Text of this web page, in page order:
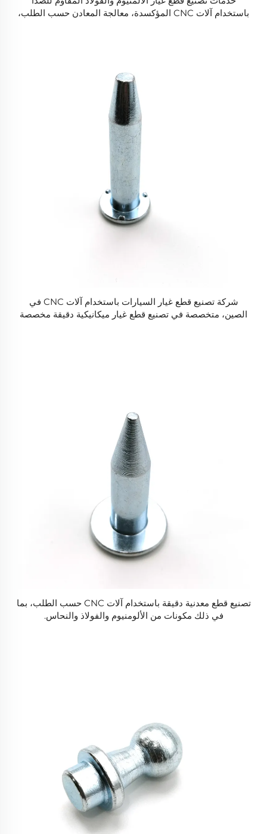
باستخدام آلات CNC المؤكسدة، معالجة المعادن حسب الطلب،
شركة تصنيع قطع غيار السيارات باستخدام آلات CNC في
الصين، متخصصة في تصنيع قطع غيار ميكانيكية دقيقة مخصصة
تصنيع قطع معدنية دقيقة باستخدام آلات CNC حسب الطلب، بما
في ذلك مكونات من الألومنيوم والفولاذ والنحاس.